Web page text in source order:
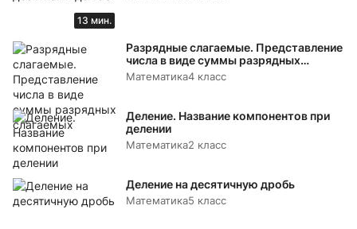
13 мин.
Разрядные слагаемые. Представление
числа в виде суммы разрядных
слагаемых
Математика4 класс
Деление. Название компонентов при
делении
Математика2 класс
Деление на десятичную дробь
Математика5 класс